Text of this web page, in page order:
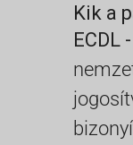
Kik a
ECDL -